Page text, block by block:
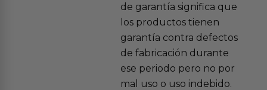
de garantía significa que
los productos tienen
garantía contra defectos
de fabricación durante
ese periodo pero no por
mal uso o uso indebido.